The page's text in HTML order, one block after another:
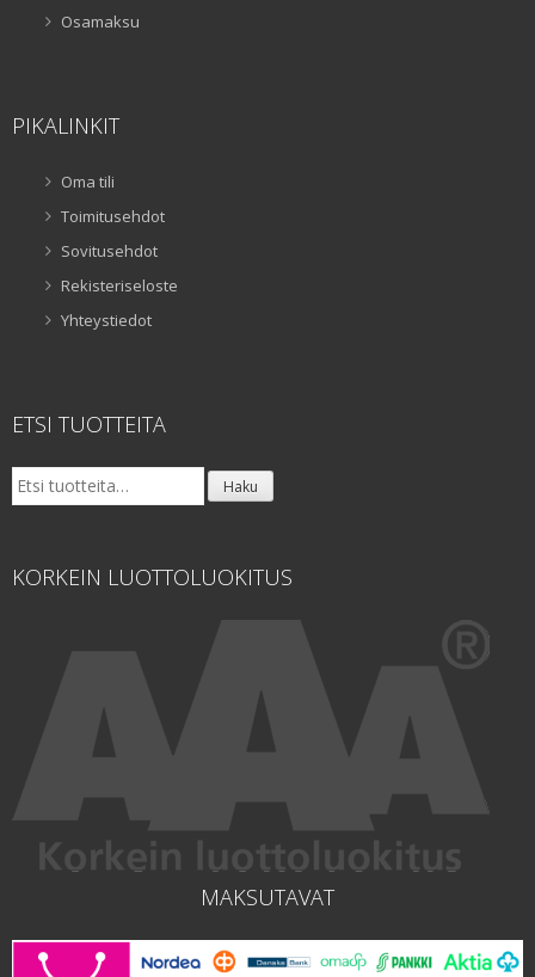
Osamaksu
PIKALINKIT
Oma tili
Toimitusehdot
Sovitusehdot
Rekisteriseloste
Yhteystiedot
ETSI TUOTTEITA
Etsi: Haku
KORKEIN LUOTTOLUOKITUS
MAKSUTAVAT